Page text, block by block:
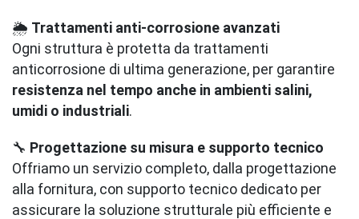
🌦️ Trattamenti anti-corrosione avanzati
Ogni struttura è protetta da trattamenti
anticorrosione di ultima generazione, per garantire
resistenza nel tempo anche in ambienti salini,
umidi o industriali.
🔧 Progettazione su misura e supporto tecnico
Offriamo un servizio completo, dalla progettazione
alla fornitura, con supporto tecnico dedicato per
assicurare la soluzione strutturale più efficiente e